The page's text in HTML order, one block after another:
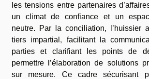
les tensions entre partenaires
un climat de confiance et un
neutre. Par la conciliation, l’huissier
tiers impartial, facilitant la
parties et clarifiant les points de
permettre l’élaboration de solutions
sur mesure. Ce cadre sécurisant